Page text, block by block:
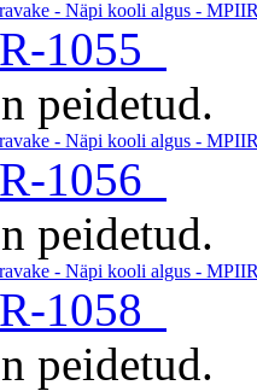
1055
peidetud.
1056
peidetud.
1058
peidetud.